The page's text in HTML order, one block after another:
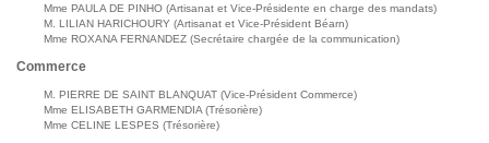
Mme PAULA DE PINHO (Artisanat et Vice-Présidente en charge des mandats)
M. LILIAN HARICHOURY (Artisanat et Vice-Président Béarn)
Mme ROXANA FERNANDEZ (Secrétaire chargée de la communication)
Commerce
M. PIERRE DE SAINT BLANQUAT (Vice-Président Commerce)
Mme ELISABETH GARMENDIA (Trésorière)
Mme CELINE LESPES (Trésorière)